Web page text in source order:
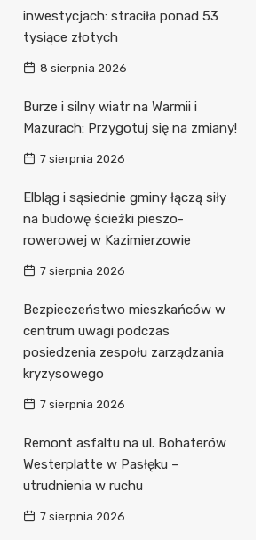
inwestycjach: straciła ponad 53
tysiące złotych
8 sierpnia 2026
Burze i silny wiatr na Warmii i
Mazurach: Przygotuj się na zmiany!
7 sierpnia 2026
Elbląg i sąsiednie gminy łączą siły
na budowę ścieżki pieszo-
rowerowej w Kazimierzowie
7 sierpnia 2026
Bezpieczeństwo mieszkańców w
centrum uwagi podczas
posiedzenia zespołu zarządzania
kryzysowego
7 sierpnia 2026
Remont asfaltu na ul. Bohaterów
Westerplatte w Pasłęku –
utrudnienia w ruchu
7 sierpnia 2026